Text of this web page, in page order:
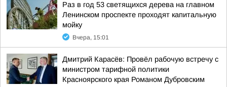
Раз в год 53 светящихся дерева на главном
Ленинском проспекте проходят капитальную
мойку
Вчера, 15:01
Дмитрий Карасёв: Провёл рабочую встречу с
министром тарифной политики
Красноярского края Романом Дубровским